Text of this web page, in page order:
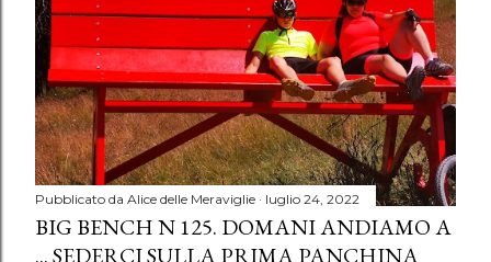
Pubblicato da Alice delle Meraviglie luglio 24, 2022
BIG BENCH N 125. DOMANI ANDIAMO A
... SEDERCI SULLA PRIMA PANCHINA